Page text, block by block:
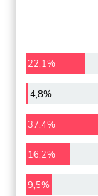
22,1%
4,8%
37,4%
16,2%
9,5%